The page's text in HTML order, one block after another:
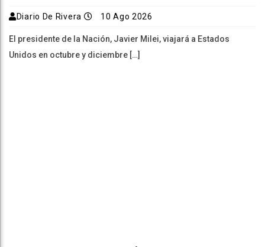
Diario De Rivera 10 Ago 2026
El presidente de la Nación, Javier Milei, viajará a Estados
Unidos en octubre y diciembre […]